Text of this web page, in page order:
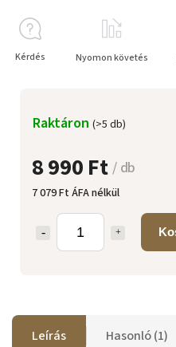
8 990 Ft/ db
7 079 Ft ÁFA nélkül
Raktáron (>5 db)
Kérdés Nyomon követés
Leírás Hasonló (1)